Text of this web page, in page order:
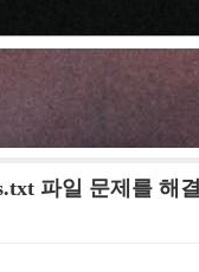
파일 문제를 해